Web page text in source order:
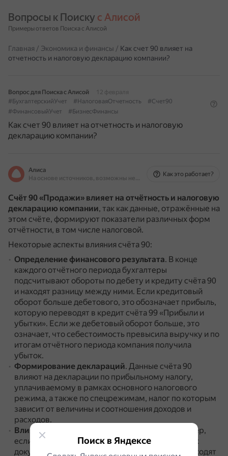
Вопросы к Поиску с Алисой
Примеры ответов Поиска с Алисой
Главная / Экономика и финансы / Как счет 90 влияет на
отчетность и налоговую декларацию компании?
Вопрос для Поиска с Алисой
12 февраля
#БухгалтерскийУчет
#НалоговаяОтчетность
#Счет90
#ФинансовыйУчет
#БизнесФинансы
Как счет 90 влияет на отчетность и налоговую
декларацию компании?
Алиса
На основе источников, возможны неточности
Как это работает?
Счёт 90 «Продажи» влияет на отчётность и налоговую
декларацию компании, так как данные, отражённые на
этом счёте, формируют показатели различных форм
отчётности, в том числе налоговой.
Некоторые аспекты влияния счёта 90:
Определение финансового результата. В конце
каждого отчётного периода бухгалтеры
подсчитывают обороты по дебету и кредиту счёта 90
и находят разницу между ними. Если кредитовый
оборот больше дебетового, это обозначает прибыль,
которую переводят в кредит счёта 99 «Прибыли и
убытки». Если же дебетовый оборот больше, это
означает, что себестоимость превысила выручку и по
итогам отчётного периода компания получила
убыток.
Формирование деклараций. Данные счёта 90
влияют на декларации по прибыльному налогу,
уплачиваемому в рамках основного налогового
режима, а также по спецрежимам, налог по которым
зависит от величины и соотношения доходов и
расходов.
Влияние корректировок реализации
Например,
если происходит возврат товара, то в проводках
документа «Корректировка реализации» происходят
Поиск в Яндексе